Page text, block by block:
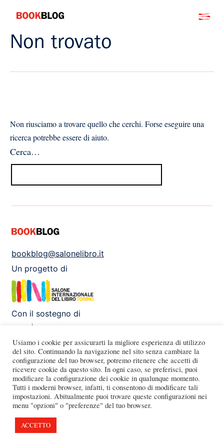
contenuto
Bookblog
Non trovato
Non riusciamo a trovare quello che cerchi. Forse eseguire una
ricerca potrebbe essere di aiuto.
Cerca…
bookblog@salonelibro.it
Un progetto di
Con il sostegno di
FacebookInstagram
X Youtube
Usiamo i cookie per assicurarti la migliore esperienza di utilizzo
del sito. Continuando la navigazione nel sito senza cambiare la
configurazione del tuo browser, potremo ritenere che accetti di
ricevere cookie da questo sito. In ogni caso, se preferisci, puoi
modificare la configurazione dei cookie in qualunque momento.
Tutti i moderni browser, infatti, ti consentono di modificare tali
impostazioni. Abitualmente puoi trovare queste configurazioni nei
menu "opzioni" o "preferenze" del tuo browser.
ACCETTO